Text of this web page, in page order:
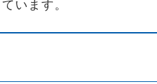
います。